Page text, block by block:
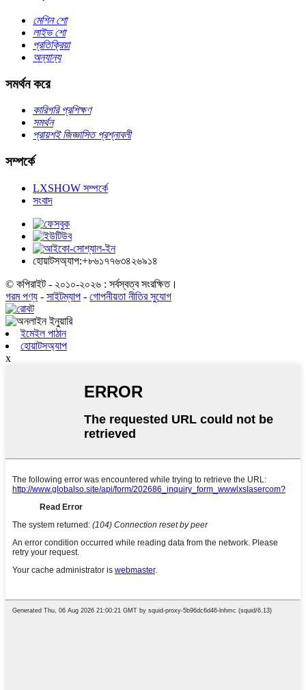
মেশিন শো
লাইভ শো
প্রতিক্রিয়া
অন্যান্য
সমর্থন করে
কারিগরি প্রশিক্ষণ
সমর্থন
প্রায়শই জিজ্ঞাসিত প্রশ্নাবলী
সম্পর্কে
LXSHOW সম্পর্কে
সংবাদ
হোয়াটসঅ্যাপ:+৮৬১৭৭৬৩৪২৬৯১৪
© কপিরাইট - ২০১০-২০২৬ : সর্বস্বত্ব সংরক্ষিত।
গরম পণ্য - সাইটম্যাপ - গোপনীয়তা নীতির সুযোগ
ইমেইল পাঠান
হোয়াটসঅ্যাপ
x